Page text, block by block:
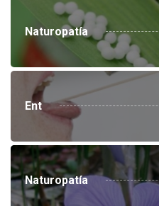
Naturopatía
Ent
Naturopatía